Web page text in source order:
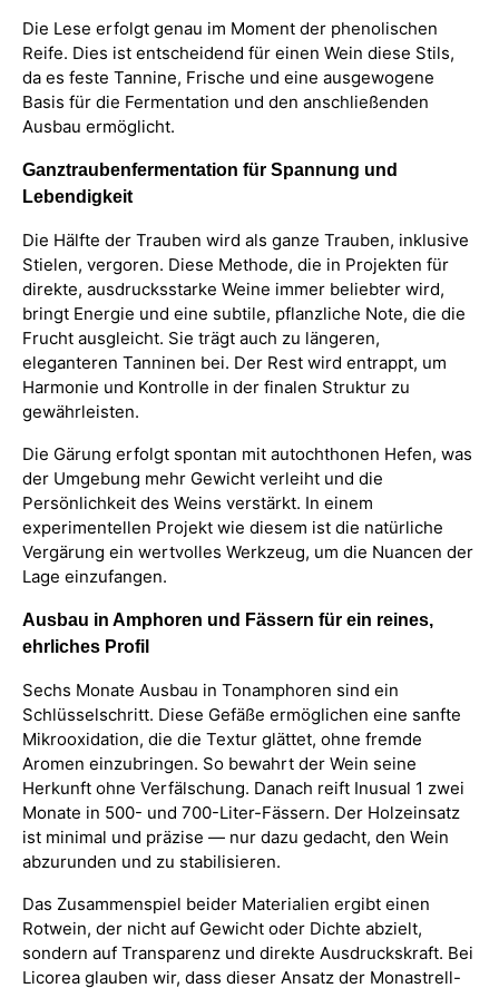
Die Lese erfolgt genau im Moment der phenolischen
Reife. Dies ist entscheidend für einen Wein diese Stils,
da es feste Tannine, Frische und eine ausgewogene
Basis für die Fermentation und den anschließenden
Ausbau ermöglicht.
Ganztraubenfermentation für Spannung und
Lebendigkeit
Die Hälfte der Trauben wird als ganze Trauben, inklusive
Stielen, vergoren. Diese Methode, die in Projekten für
direkte, ausdrucksstarke Weine immer beliebter wird,
bringt Energie und eine subtile, pflanzliche Note, die die
Frucht ausgleicht. Sie trägt auch zu längeren,
eleganteren Tanninen bei. Der Rest wird entrappt, um
Harmonie und Kontrolle in der finalen Struktur zu
gewährleisten.
Die Gärung erfolgt spontan mit autochthonen Hefen, was
der Umgebung mehr Gewicht verleiht und die
Persönlichkeit des Weins verstärkt. In einem
experimentellen Projekt wie diesem ist die natürliche
Vergärung ein wertvolles Werkzeug, um die Nuancen der
Lage einzufangen.
Ausbau in Amphoren und Fässern für ein reines,
ehrliches Profil
Sechs Monate Ausbau in Tonamphoren sind ein
Schlüsselschritt. Diese Gefäße ermöglichen eine sanfte
Mikrooxidation, die die Textur glättet, ohne fremde
Aromen einzubringen. So bewahrt der Wein seine
Herkunft ohne Verfälschung. Danach reift Inusual 1 zwei
Monate in 500- und 700-Liter-Fässern. Der Holzeinsatz
ist minimal und präzise — nur dazu gedacht, den Wein
abzurunden und zu stabilisieren.
Das Zusammenspiel beider Materialien ergibt einen
Rotwein, der nicht auf Gewicht oder Dichte abzielt,
sondern auf Transparenz und direkte Ausdruckskraft. Bei
Licorea glauben wir, dass dieser Ansatz der Monastrell-